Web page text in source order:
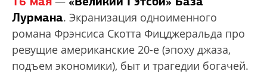
Лурмана. Экранизация одноименного
романа Фрэнсиса Скотта Фицджеральда про
ревущие американские 20-е (эпоху джаза,
подъем экономики), быт и трагедии богачей.